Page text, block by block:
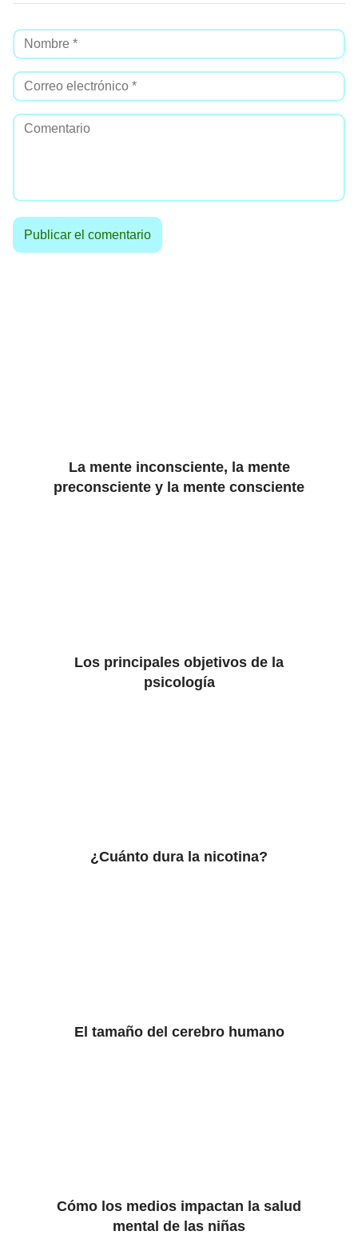
La mente inconsciente, la mente
preconsciente y la mente consciente
Los principales objetivos de la
psicología
¿Cuánto dura la nicotina?
El tamaño del cerebro humano
Cómo los medios impactan la salud
mental de las niñas